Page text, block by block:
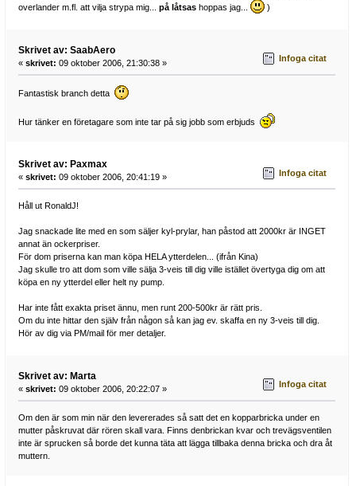
overlander m.fl. att vilja strypa mig... på låtsashoppas jag... )
Skrivet av: SaabAero
« skrivet: 09 oktober 2006, 21:30:38 » Infoga citat
Fantastisk branch detta
Hur tänker en företagare som inte tar på sig jobb som erbjuds
Skrivet av: Paxmax
« skrivet: 09 oktober 2006, 20:41:19 » Infoga citat
Håll ut RonaldJ!
Jag snackade lite med en som säljer kyl-prylar, han påstod att 2000kr är INGET
annat än ockerpriser.
För dom priserna kan man köpa HELA ytterdelen... (ifrån Kina)
Jag skulle tro att dom som ville sälja 3-veis till dig ville istället övertyga dig om att
köpa en ny ytterdel eller helt ny pump.
Har inte fått exakta priset ännu, men runt 200-500kr är rätt pris.
Om du inte hittar den själv från någon så kan jag ev. skaffa en ny 3-veis till dig.
Hör av dig via PM/mail för mer detaljer.
Skrivet av: Marta
« skrivet: 09 oktober 2006, 20:22:07 » Infoga citat
Om den är som min när den levererades så satt det en kopparbricka under en
mutter påskruvat där rören skall vara. Finns denbrickan kvar och trevägsventilen
inte är sprucken så borde det kunna täta att lägga tillbaka denna bricka och dra åt
muttern.